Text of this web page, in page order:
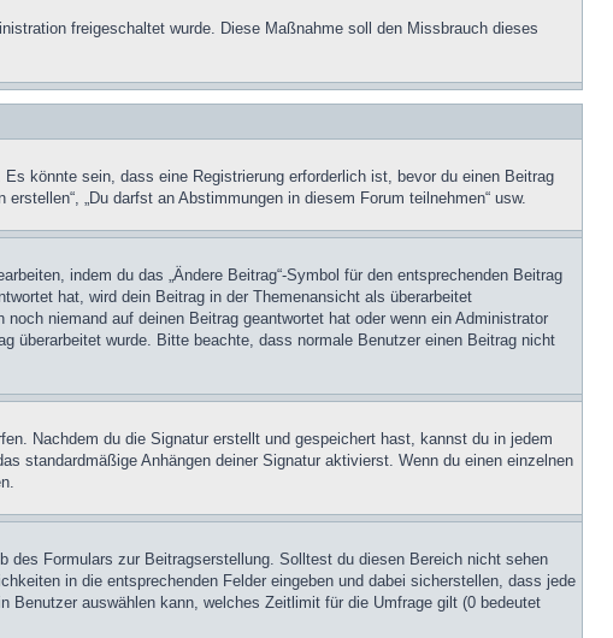
freigeschaltet wurde. Diese Maßnahme soll den Missbrauch dieses
könnte sein, dass eine Registrierung erforderlich ist, bevor du einen Beitrag
„Du darfst an Abstimmungen in diesem Forum teilnehmen“ usw.
indem du das „Ändere Beitrag“-Symbol für den entsprechenden Beitrag
hat, wird dein Beitrag in der Themenansicht als überarbeitet
niemand auf deinen Beitrag geantwortet hat oder wenn ein Administrator
überarbeitet wurde. Bitte beachte, dass normale Benutzer einen Beitrag nicht
Nachdem du die Signatur erstellt und gespeichert hast, kannst du in jedem
standardmäßige Anhängen deiner Signatur aktivierst. Wenn du einen einzelnen
des Formulars zur Beitragserstellung. Solltest du diesen Bereich nicht sehen
in die entsprechenden Felder eingeben und dabei sicherstellen, dass jede
Benutzer auswählen kann, welches Zeitlimit für die Umfrage gilt (0 bedeutet